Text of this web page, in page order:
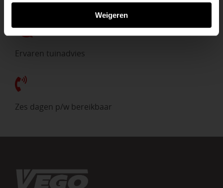
Weigeren
Ervaren tuinadvies
Zes dagen p/w bereikbaar